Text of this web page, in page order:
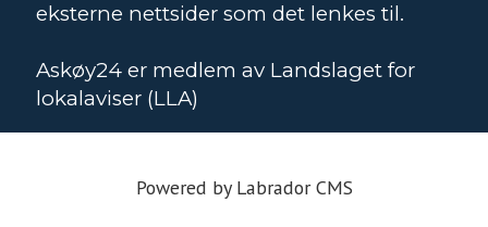
eksterne nettsider som det lenkes til.
Askøy24 er medlem av Landslaget for
lokalaviser (LLA)
Powered by Labrador CMS